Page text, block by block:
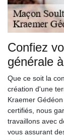
Confiez
générale
Que ce soit la
création d'une
Kraemer
certifiés, nous
travaillons avec
vous assurant